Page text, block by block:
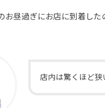
お昼過ぎにお店に到着し
店内は驚くほど狭